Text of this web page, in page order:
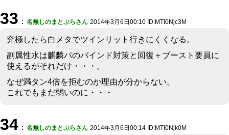
33 ： 名無しのまとぷらさん 2014年3月6日00:10 ID:MTI0Njc3M
究極したら白メタでツインリット行きにくくなる。
副属性水は麒麟パのバインド対策と回復＋ブースト要員に
使えるがそれだけ・・・。
なぜ満タン4倍を拒むのか理由が分からない。
これでもまだ弱いのに・・・
34 ： 名無しのまとぷらさん 2014年3月6日00:14 ID:MTI0Njk0M